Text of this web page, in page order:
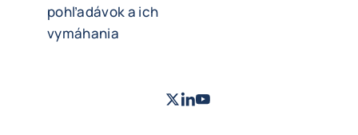
pohľadávok a ich
vymáhania
Twitter- Coface
LinkedIn
Youtube